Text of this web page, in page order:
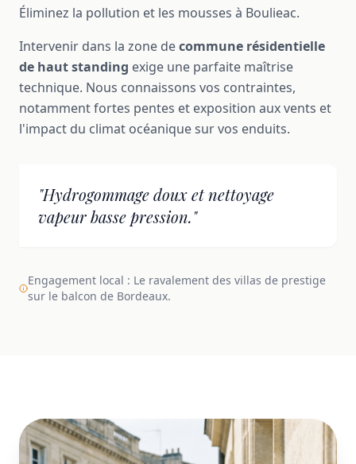
Éliminez la pollution et les mousses à Boulieac.
Intervenir dans la zone decommune résidentielle
de haut standing exige une parfaite maîtrise
technique. Nous connaissons vos contraintes,
notamment fortes pentes et exposition aux vents et
l'impact du climat océanique sur vos enduits.
"Hydrogommage doux et nettoyage
vapeur basse pression."
Engagement local : Le ravalement des villas de prestige
sur le balcon de Bordeaux.